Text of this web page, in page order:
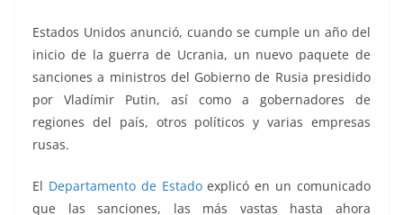
Estados Unidos anunció, cuando se cumple un año del
inicio de la guerra de Ucrania, un nuevo paquete de
sanciones a ministros del Gobierno de Rusia presidido
por Vladímir Putin, así como a gobernadores de
regiones del país, otros políticos y varias empresas
rusas.
El Departamento de Estadoexplicó en un comunicado
que las sanciones, las más vastas hasta ahora